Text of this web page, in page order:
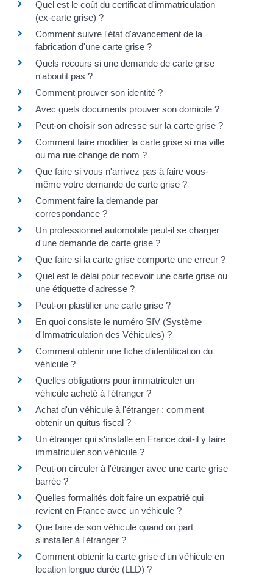
Quel est le coût du certificat d'immatriculation
(ex-carte grise) ?
Comment suivre l'état d'avancement de la
fabrication d'une carte grise ?
Quels recours si une demande de carte grise
n'aboutit pas ?
Comment prouver son identité ?
Avec quels documents prouver son domicile ?
Peut-on choisir son adresse sur la carte grise ?
Comment faire modifier la carte grise si ma ville
ou ma rue change de nom ?
Que faire si vous n'arrivez pas à faire vous-
même votre demande de carte grise ?
Comment faire la demande par
correspondance ?
Un professionnel automobile peut-il se charger
d'une demande de carte grise ?
Que faire si la carte grise comporte une erreur ?
Quel est le délai pour recevoir une carte grise ou
une étiquette d'adresse ?
Peut-on plastifier une carte grise ?
En quoi consiste le numéro SIV (Système
d'Immatriculation des Véhicules) ?
Comment obtenir une fiche d'identification du
véhicule ?
Quelles obligations pour immatriculer un
véhicule acheté à l'étranger ?
Achat d'un véhicule à l'étranger : comment
obtenir un quitus fiscal ?
Un étranger qui s'installe en France doit-il y faire
immatriculer son véhicule ?
Peut-on circuler à l'étranger avec une carte grise
barrée ?
Quelles formalités doit faire un expatrié qui
revient en France avec un véhicule ?
Que faire de son véhicule quand on part
s'installer à l'étranger ?
Comment obtenir la carte grise d'un véhicule en
location longue durée (LLD) ?